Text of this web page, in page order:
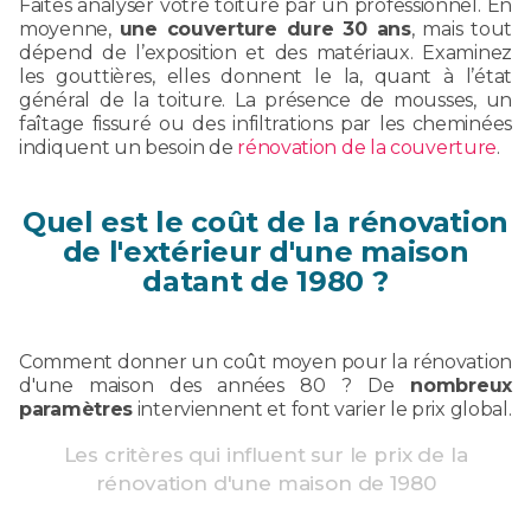
Faites analyser votre toiture par un professionnel. En
moyenne, une couverture dure 30 ans, mais tout
dépend de l’exposition et des matériaux. Examinez
les gouttières, elles donnent le la, quant à l’état
général de la toiture. La présence de mousses, un
faîtage fissuré ou des infiltrations par les cheminées
indiquent un besoin de rénovation de la couverture.
Quel est le coût de la rénovation
de l'extérieur d'une maison
datant de 1980 ?
Comment donner un coût moyen pour la rénovation
d'une maison des années 80 ? De nombreux
paramètres interviennent et font varier le prix global.
Les critères qui influent sur le prix de la
rénovation d'une maison de 1980